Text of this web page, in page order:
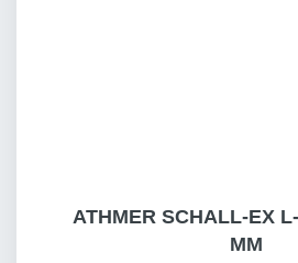
ATHMER SCHALL-EX
MM